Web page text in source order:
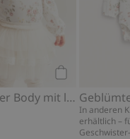
Geblümter Body mit langen Ärmeln
In anderen
erhältlich –